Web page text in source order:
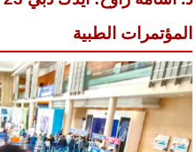
المؤتمرات الطبية